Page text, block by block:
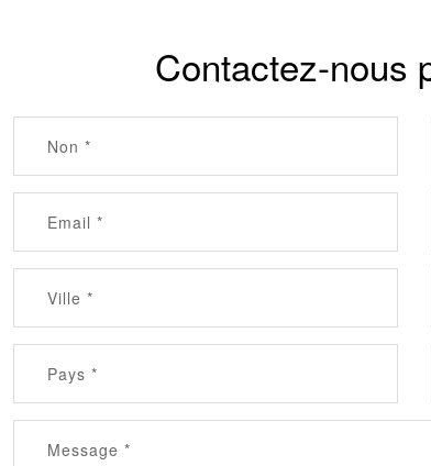
Contactez-nous